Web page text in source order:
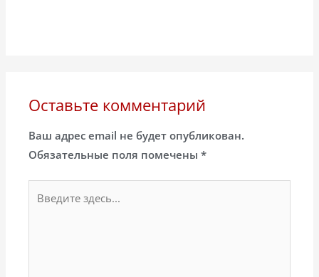
Оставьте комментарий
Ваш адрес email не будет опубликован.
Обязательные поля помечены*
здесь...